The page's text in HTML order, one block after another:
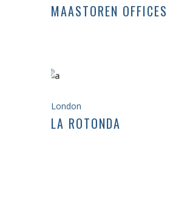
MAASTOREN OFFICES
London
LA ROTONDA